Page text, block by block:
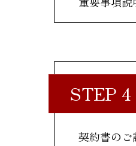
契約書のご